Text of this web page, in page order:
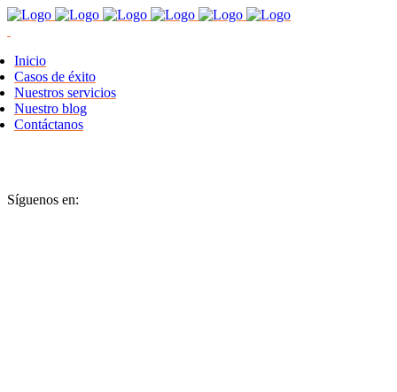
Inicio
Casos de éxito
Nuestros servicios
Nuestro blog
Contáctanos
Síguenos en: